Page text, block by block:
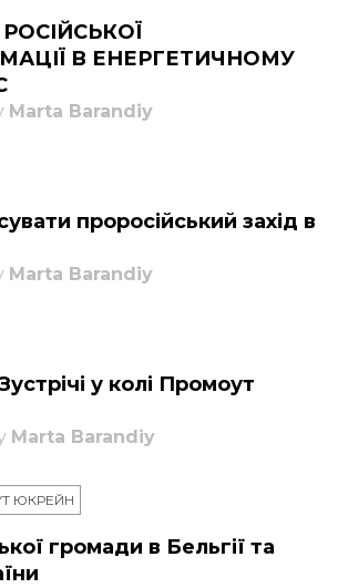
В ЕНЕРГЕТИЧНОМУ
Marta Barandiy
проросійський захід в
Marta Barandiy
у колі Промоут
Marta Barandiy
ЮКРЕЙН
громади в Бельгії та